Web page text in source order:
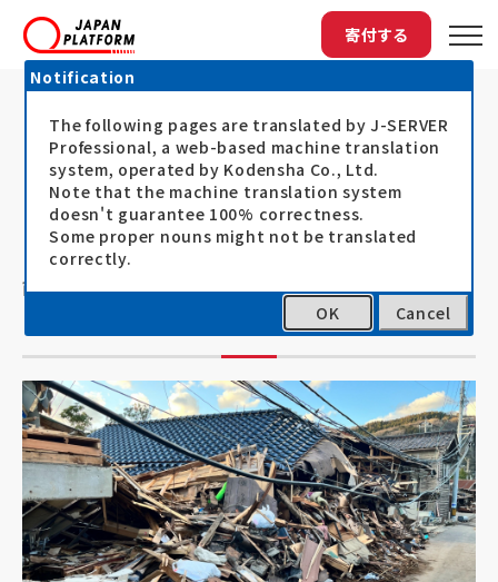
寄付する
トップ 最新情報 4月12日（金）午後3時～開催 「JP...
4月12日（金）午後3時～開催 「JPF能
登地震被災者支援3カ月オンライン報
告会」
能登半島地震から見える支援の課題、NGOだから
Notification
The following pages are translated by J-SERVER
Professional, a web-based machine translation
system, operated by Kodensha Co., Ltd.
Note that the machine translation system
doesn't guarantee 100% correctness.
Some proper nouns might not be translated
correctly.
OK Cancel